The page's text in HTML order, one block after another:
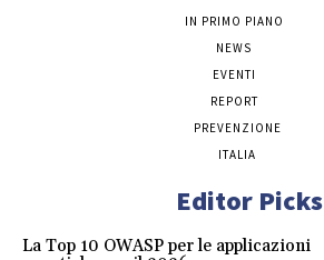
IN PRIMO PIANO
NEWS
EVENTI
REPORT
PREVENZIONE
ITALIA
Editor Picks
La Top 10 OWASP per le applicazioni